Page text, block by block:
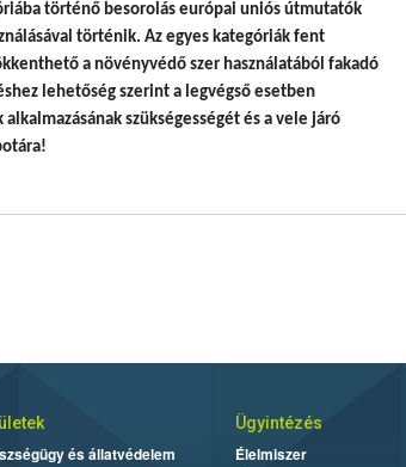
történő besorolás európai uniós útmutatók
történik. Az egyes kategóriák fent
a növényvédő szer használatából fakadó
lehetőség szerint a legvégső esetben
szükségességét és a vele járó
és állatvédelem
Ügyintézés
Élelmiszer